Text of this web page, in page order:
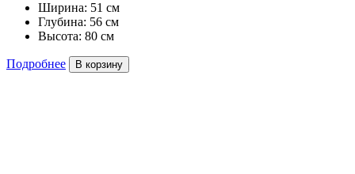
Ширина: 51 см
Глубина: 56 см
Высота: 80 см
Подробнее В корзину